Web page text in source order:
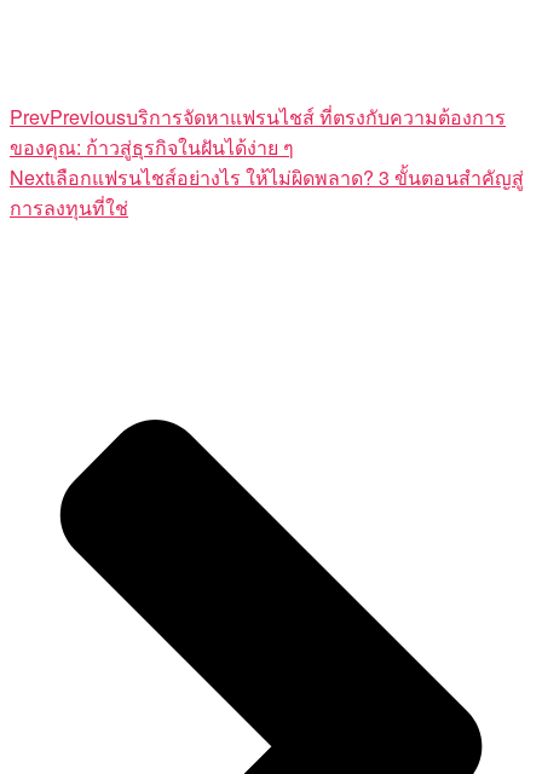
PrevPreviousบริการจัดหาแฟรนไชส์ ที่ตรงกับความต้องการ
ของคุณ: ก้าวสู่ธุรกิจในฝันได้ง่าย ๆ
Nextเลือกแฟรนไชส์อย่างไร ให้ไม่ผิดพลาด? 3 ขั้นตอนสำคัญสู่
การลงทุนที่ใช่